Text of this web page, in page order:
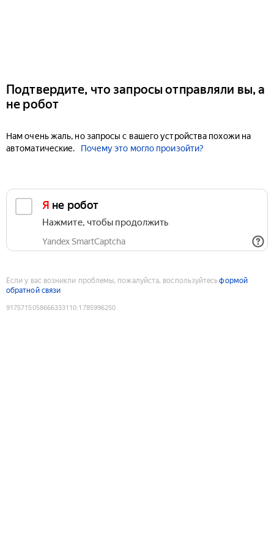
Подтвердите, что запросы отправляли вы, а
не робот
Нам очень жаль, но запросы с вашего устройства похожи на
автоматические.
Почему это могло произойти?
Я не робот
Нажмите, чтобы продолжить
Yandex SmartCaptcha
Если у вас возникли проблемы, пожалуйста, воспользуйтесьформой
обратной связи
9175715058666333110:1785996250